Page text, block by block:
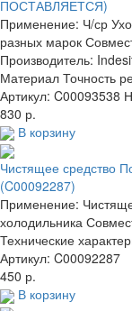
ПОСТАВЛЯЕТСЯ)
Применение: Ч/ср
разных марок
Производитель:
Материал Точность
Артикул:
830 р.
В корзину
Чистящее средство
(C00092287)
Применение:
холодильника
Технические
Артикул: C00092287
450 р.
В корзину